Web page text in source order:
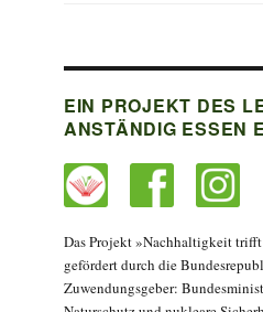
EIN PROJEKT DES
ANSTÄNDIG ESSEN
Das Projekt »Nachhaltigkeit
gefördert durch die
Zuwendungsgeber: